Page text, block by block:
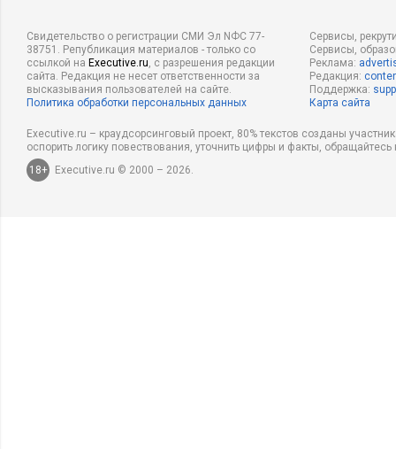
Свидетельство о регистрации СМИ Эл NФС 77-
38751. Републикация материалов - только со
ссылкой на Executive.ru, с разрешения редакции
сайта. Редакция не несет ответственности за
высказывания пользователей на сайте.
Политика обработки персональных данных
Сервисы,
Сервисы,
Реклама:
Редакция:
Поддержка:
Карта сайта
Executive.ru – краудсорсинговый проект, 80% текстов созданы
оспорить логику повествования, уточнить цифры и факты,
18+
Executive.ru © 2000 – 2026.